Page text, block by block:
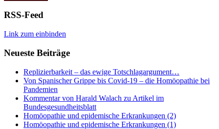
RSS-Feed
Link zum einbinden
Neueste Beiträge
Replizierbarkeit – das ewige Totschlagargument…
Von Spanischer Grippe bis Covid-19 – die Homöopathie bei
Pandemien
Kommentar von Harald Walach zu Artikel im
Bundesgesundheitsblatt
Homöopathie und epidemische Erkrankungen (2)
Homöopathie und epidemische Erkrankungen (1)